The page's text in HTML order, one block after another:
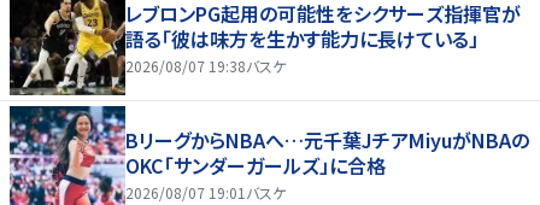
レブロンPG起用の可能性をシクサーズ指揮官が
語る「彼は味方を生かす能力に長けている」
2026/08/07 19:38バスケ
BリーグからNBAへ…元千葉JチアMiyuがNBAの
OKC「サンダーガールズ」に合格
2026/08/07 19:01 バスケ